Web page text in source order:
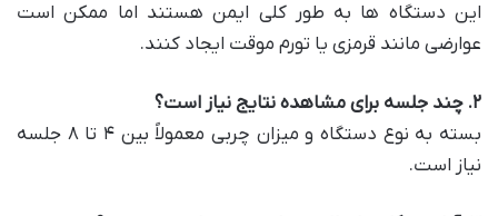
این دستگاه ها به طور کلی ایمن هستند اما ممکن است
عوارضی مانند قرمزی یا تورم موقت ایجاد کنند.
۲. چند جلسه برای مشاهده نتایج نیاز است؟
بسته به نوع دستگاه و میزان چربی معمولاً بین ۴ تا ۸ جلسه
نیاز است.